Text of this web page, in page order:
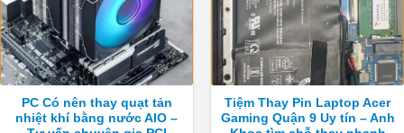
PC Có nên thay quạt tản
nhiệt khí bằng nước AIO –
Tiệm Thay Pin Laptop Acer
Gaming Quận 9 Uy tín – Anh